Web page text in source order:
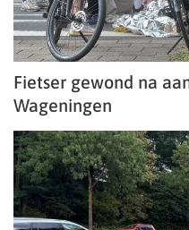
Fietser gewond na
Wageningen